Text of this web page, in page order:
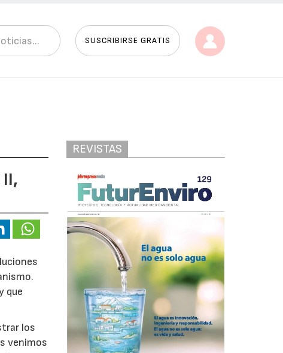
SUSCRIBIRSE GRATIS
que
los
venimos
REVISTAS